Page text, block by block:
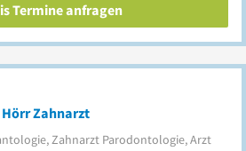
Termine anfragen
Zahnarzt
Zahnarzt Parodontologie, Arzt